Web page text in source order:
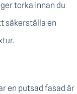
torka innan du
säkerställa en
en putsad fasad är